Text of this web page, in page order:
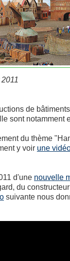
de
sont notamment
du thème
y voir une
d'une nouvelle
du
suivante nous